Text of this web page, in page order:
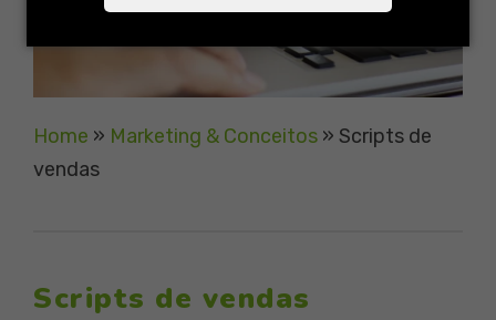
Home » Marketing & Conceitos » Scripts de
vendas
Scripts de vendas